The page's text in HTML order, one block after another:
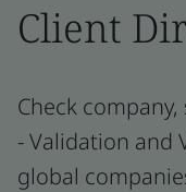
Client
Check
- Validation and
global